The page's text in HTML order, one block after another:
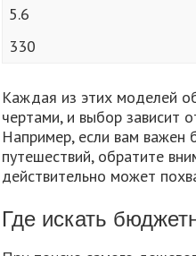
5.6
330
Каждая из этих моделей
чертами, и выбор зависит
Например, если вам важен
путешествий, обратите
действительно может
Где искать